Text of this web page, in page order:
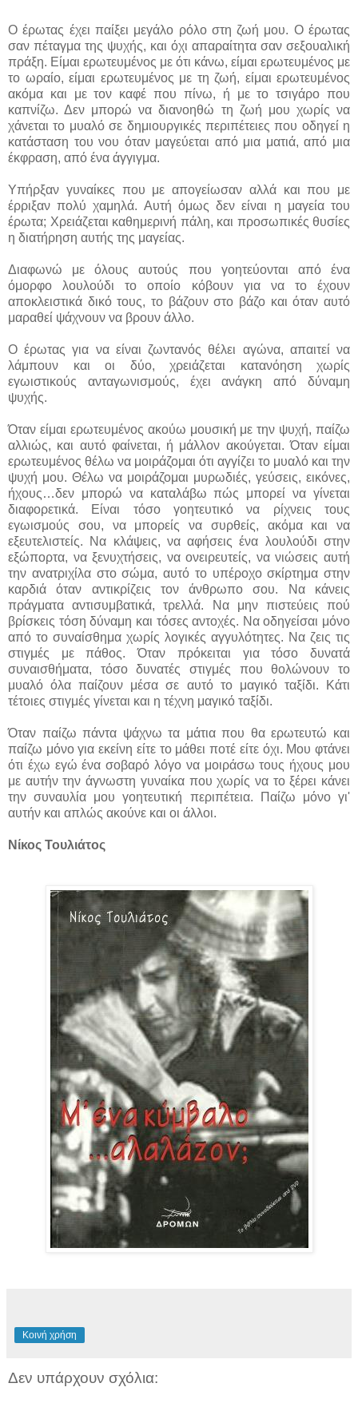
Ο έρωτας έχει παίξει μεγάλο ρόλο στη ζωή μου. Ο έρωτας
σαν πέταγμα της ψυχής, και όχι απαραίτητα σαν σεξουαλική
πράξη. Είμαι ερωτευμένος με ότι κάνω, είμαι ερωτευμένος με
το ωραίο, είμαι ερωτευμένος με τη ζωή, είμαι ερωτευμένος
ακόμα και με τον καφέ που πίνω, ή με το τσιγάρο που
καπνίζω. Δεν μπορώ να διανοηθώ τη ζωή μου χωρίς να
χάνεται το μυαλό σε δημιουργικές περιπέτειες που οδηγεί η
κατάσταση του νου όταν μαγεύεται από μια ματιά, από μια
έκφραση, από ένα άγγιγμα.
Υπήρξαν γυναίκες που με απογείωσαν αλλά και που με
έρριξαν πολύ χαμηλά. Αυτή όμως δεν είναι η μαγεία του
έρωτα; Χρειάζεται καθημερινή πάλη, και προσωπικές θυσίες
η διατήρηση αυτής της μαγείας.
Διαφωνώ με όλους αυτούς που γοητεύονται από ένα
όμορφο λουλούδι το οποίο κόβουν για να το έχουν
αποκλειστικά δικό τους, το βάζουν στο βάζο και όταν αυτό
μαραθεί ψάχνουν να βρουν άλλο.
Ο έρωτας για να είναι ζωντανός θέλει αγώνα, απαιτεί να
λάμπουν και οι δύο, χρειάζεται κατανόηση χωρίς
εγωιστικούς ανταγωνισμούς, έχει ανάγκη από δύναμη
ψυχής.
Όταν είμαι ερωτευμένος ακούω μουσική με την ψυχή, παίζω
αλλιώς, και αυτό φαίνεται, ή μάλλον ακούγεται. Όταν είμαι
ερωτευμένος θέλω να μοιράζομαι ότι αγγίζει το μυαλό και την
ψυχή μου. Θέλω να μοιράζομαι μυρωδιές, γεύσεις, εικόνες,
ήχους…δεν μπορώ να καταλάβω πώς μπορεί να γίνεται
διαφορετικά. Είναι τόσο γοητευτικό να ρίχνεις τους
εγωισμούς σου, να μπορείς να συρθείς, ακόμα και να
εξευτελιστείς. Να κλάψεις, να αφήσεις ένα λουλούδι στην
εξώπορτα, να ξενυχτήσεις, να ονειρευτείς, να νιώσεις αυτή
την ανατριχίλα στο σώμα, αυτό το υπέροχο σκίρτημα στην
καρδιά όταν αντικρίζεις τον άνθρωπο σου. Να κάνεις
πράγματα αντισυμβατικά, τρελλά. Να μην πιστεύεις πού
βρίσκεις τόση δύναμη και τόσες αντοχές. Να οδηγείσαι μόνο
από το συναίσθημα χωρίς λογικές αγγυλότητες. Να ζεις τις
στιγμές με πάθος. Όταν πρόκειται για τόσο δυνατά
συναισθήματα, τόσο δυνατές στιγμές που θολώνουν το
μυαλό όλα παίζουν μέσα σε αυτό το μαγικό ταξίδι. Κάτι
τέτοιες στιγμές γίνεται και η τέχνη μαγικό ταξίδι.
Όταν παίζω πάντα ψάχνω τα μάτια που θα ερωτευτώ και
παίζω μόνο για εκείνη είτε το μάθει ποτέ είτε όχι. Μου φτάνει
ότι έχω εγώ ένα σοβαρό λόγο να μοιράσω τους ήχους μου
με αυτήν την άγνωστη γυναίκα που χωρίς να το ξέρει κάνει
την συναυλία μου γοητευτική περιπέτεια. Παίζω μόνο γι'
αυτήν και απλώς ακούνε και οι άλλοι.
Νίκος Τουλιάτος
Κοινή χρήση
Δεν υπάρχουν σχόλια: